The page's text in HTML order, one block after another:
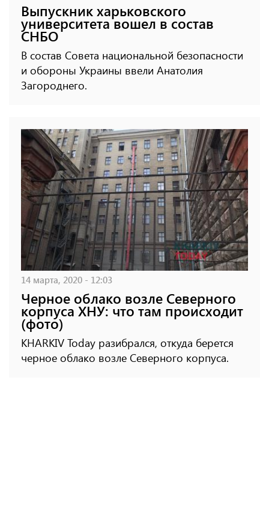
Выпускник харьковского
университета вошел в состав
СНБО
В состав Совета национальной безопасности
и обороны Украины ввели Анатолия
Загороднего.
14 марта, 2020 - 12:03
Черное облако возле Северного
корпуса ХНУ: что там происходит
(фото)
KHARKIV Today разибрался, откуда берется
черное облако возле Северного корпуса.